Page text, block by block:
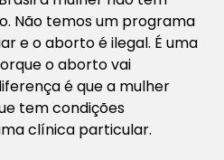
Não temos um programa
e o aborto é ilegal. É uma
o aborto vai
é que a mulher
tem condições
clínica particular.